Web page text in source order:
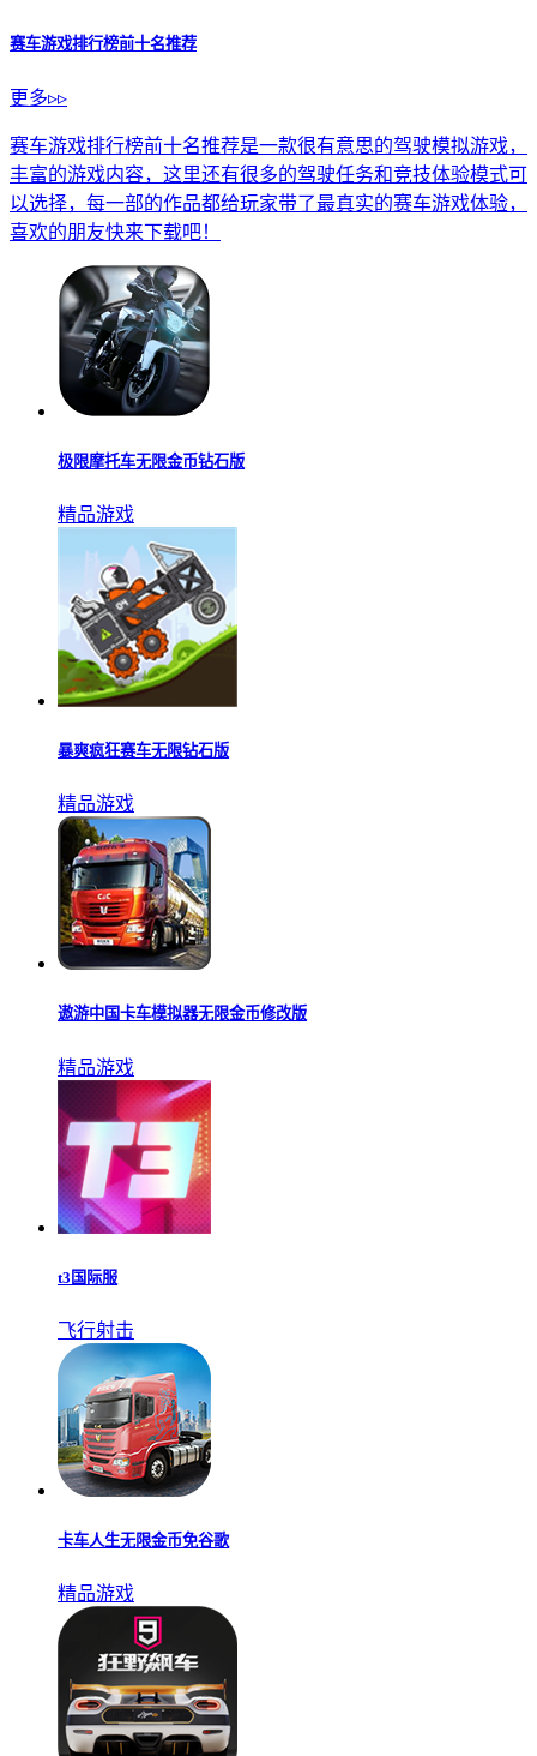
赛车游戏排行榜前十名推荐
更多▹▹
赛车游戏排行榜前十名推荐是一款很有意思的驾驶模拟游戏，
丰富的游戏内容，这里还有很多的驾驶任务和竞技体验模式可
以选择，每一部的作品都给玩家带了最真实的赛车游戏体验，
喜欢的朋友快来下载吧！
极限摩托车无限金币钻石版
精品游戏
暴爽疯狂赛车无限钻石版
精品游戏
遨游中国卡车模拟器无限金币修改版
精品游戏
t3国际服
飞行射击
卡车人生无限金币免谷歌
精品游戏